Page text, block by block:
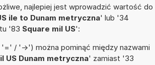
najlepiej jest wprowadzić wartość do
ile to Dunam metryczna' lub '34
'83 Square mil US':
/ '->') można pominąć między nazwami
US Dunam metryczna' zamiast '33